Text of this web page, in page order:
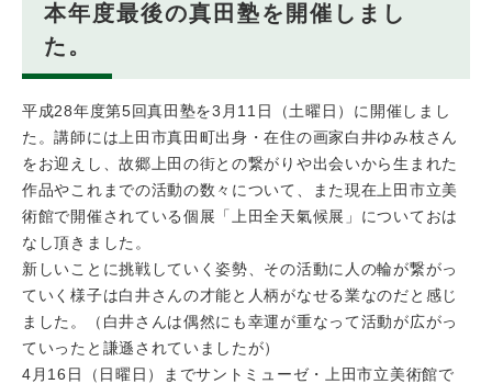
本年度最後の真田塾を開催しまし
た。
平成28年度第5回真田塾を3月11日（土曜日）に開催しまし
た。講師には上田市真田町出身・在住の画家白井ゆみ枝さん
をお迎えし、故郷上田の街との繋がりや出会いから生まれた
作品やこれまでの活動の数々について、また現在上田市立美
術館で開催されている個展「上田全天氣候展」についておは
なし頂きました。
新しいことに挑戦していく姿勢、その活動に人の輪が繋がっ
ていく様子は白井さんの才能と人柄がなせる業なのだと感じ
ました。（白井さんは偶然にも幸運が重なって活動が広がっ
ていったと謙遜されていましたが）
4月16日（日曜日）までサントミューゼ・上田市立美術館で